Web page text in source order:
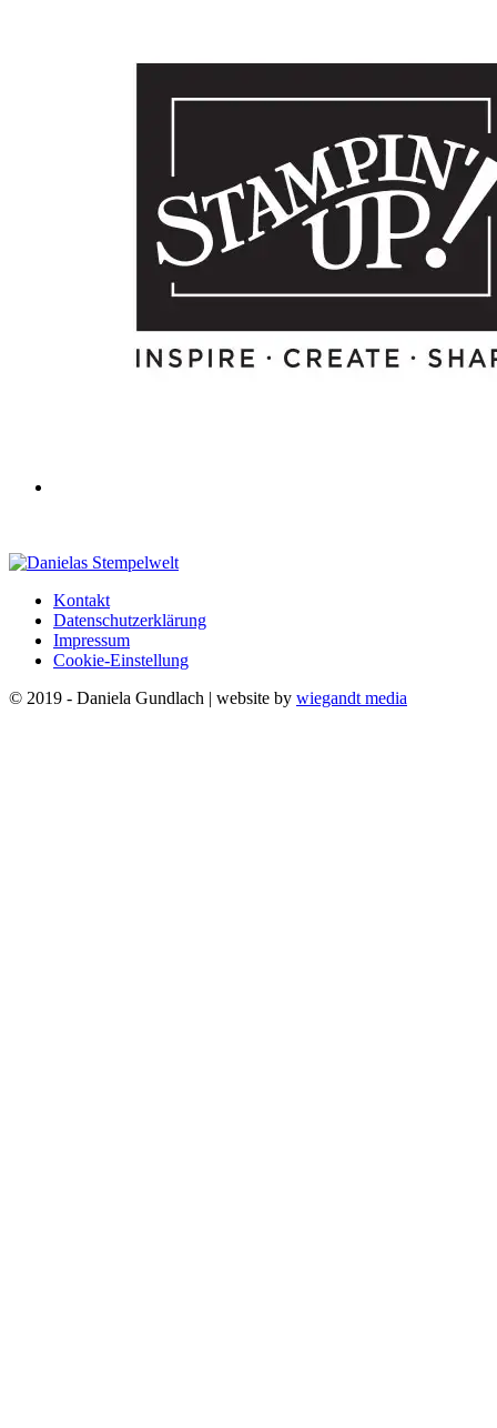
Kontakt
Datenschutzerklärung
Impressum
Cookie-Einstellung
© 2019 - Daniela Gundlach | website by wiegandt media